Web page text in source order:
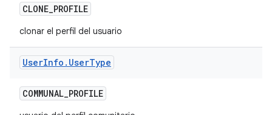
CLONE_PROFILE
clonar el perfil del usuario
UserInfo . UserType
COMMUNAL_PROFILE